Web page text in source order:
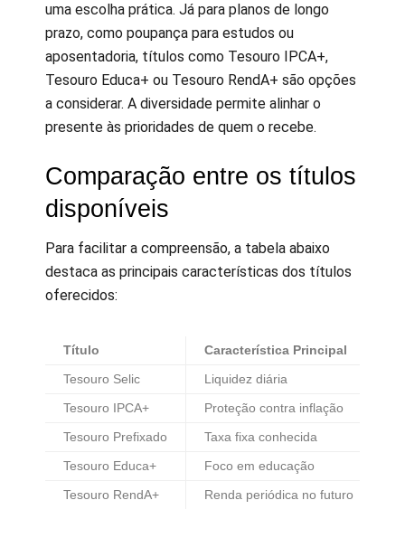
uma escolha prática. Já para planos de longo
prazo, como poupança para estudos ou
aposentadoria, títulos como Tesouro IPCA+,
Tesouro Educa+ ou Tesouro RendA+ são opções
a considerar. A diversidade permite alinhar o
presente às prioridades de quem o recebe.
Comparação entre os títulos
disponíveis
Para facilitar a compreensão, a tabela abaixo
destaca as principais características dos títulos
oferecidos:
Título Característica Principal
Tesouro Selic Liquidez diária
Tesouro IPCA+ Proteção contra inflação
Tesouro Prefixado Taxa fixa conhecida
Tesouro Educa+ Foco em educação
Tesouro RendA+ Renda periódica no futuro